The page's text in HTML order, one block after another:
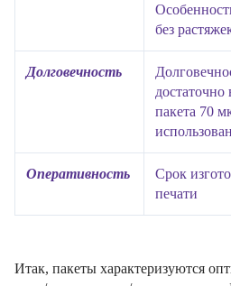
без
Долговечность
пакета 70
Оперативность
Срок
печати
Итак, пакеты характеризуются